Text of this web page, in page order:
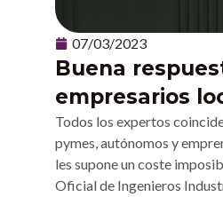
07/03/2023
Buena
empresarios
Todos los expertos
pymes, autónomos y
les supone un coste
Oficial de Ingenieros